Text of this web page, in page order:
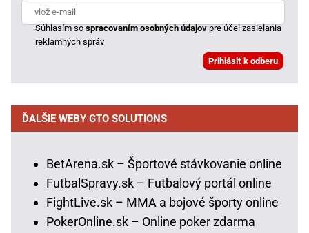
Súhlasím sospracovaním osobných údajovpre účel zasielania
reklamných správ
ĎALŠIE WEBY GTO SOLUTIONS
BetArena.sk – Športové stávkovanie online
FutbalSpravy.sk – Futbalový portál online
FightLive.sk – MMA a bojové športy online
PokerOnline.sk – Online poker zdarma